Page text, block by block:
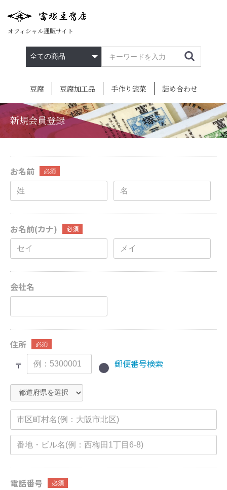
オフィシャル通販サイト
豆腐 豆腐加工品 手作り惣菜 詰め合わせ
新規会員登録
お名前 必須
お名前(カナ) 必須
会社名
住所 必須
〒 郵便番号検索
電話番号 必須